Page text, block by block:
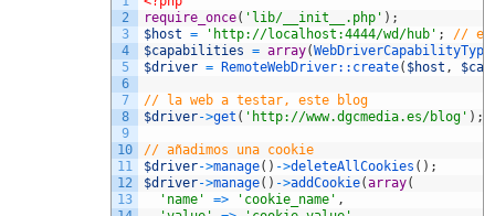
2
3
4
5
6
7
8
9
10
11
12
13
require_once( 'lib/__init__.php' ) ;
$host = 'http://localhost:4444/wd/hub' ;
// el
$capabilities = array(
$driver = RemoteWebDriver:: create( $host ,
// la web a testar, este blog
$driver->get ( 'http://www.dgcmedia.es/blog' ) ;
// añadimos una cookie
$driver->manage( ) ->deleteAllCookies ( ) ;
$driver->manage( ) ->addCookie(array(
'name'
=> 'cookie_name' ,